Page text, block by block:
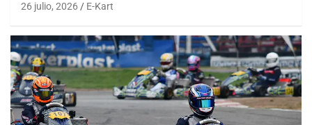
26 julio, 2026 E-Kart